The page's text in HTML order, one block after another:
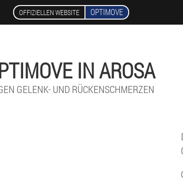
OFFIZIELLEN WEBSITE OPTIMOVE
IN AROSA
GELENK- UND RÜCKENSCHMERZEN